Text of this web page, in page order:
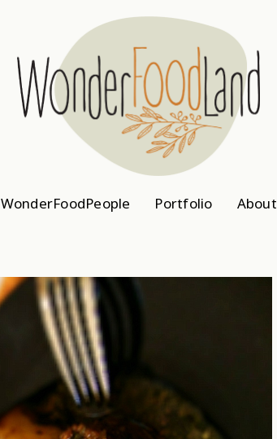
WonderFoodPeople Portfolio About